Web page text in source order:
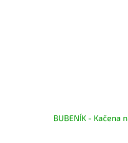
BUBENÍK - Kačena